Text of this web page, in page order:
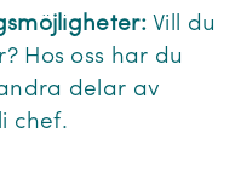
Vill du
Hos oss har du
delar av
chef.